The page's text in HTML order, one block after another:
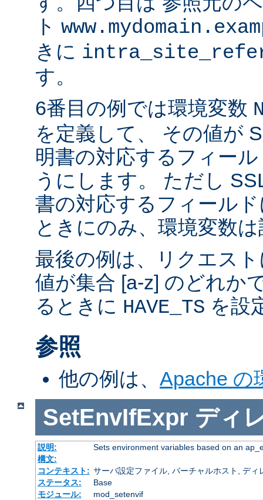
ト
きに
す。
6番目の例では環境変数
を定義して、 その値が
明書の対応するフィー
うにします。 ただし
書の対応するフィール
ときにのみ、環境変数
最後の例は、リクエス
値が集合 [a-z] のどれか
るときに HAVE_TS を設
参照
他の例は、 Apache の
SetEnvIfExpr ディ
説明:
Sets environment variables based on an
構文:
コンテキスト: サーバ設定ファイル, バーチャルホスト, ディ
ステータス:
Base
モジュール:
mod_setenvif